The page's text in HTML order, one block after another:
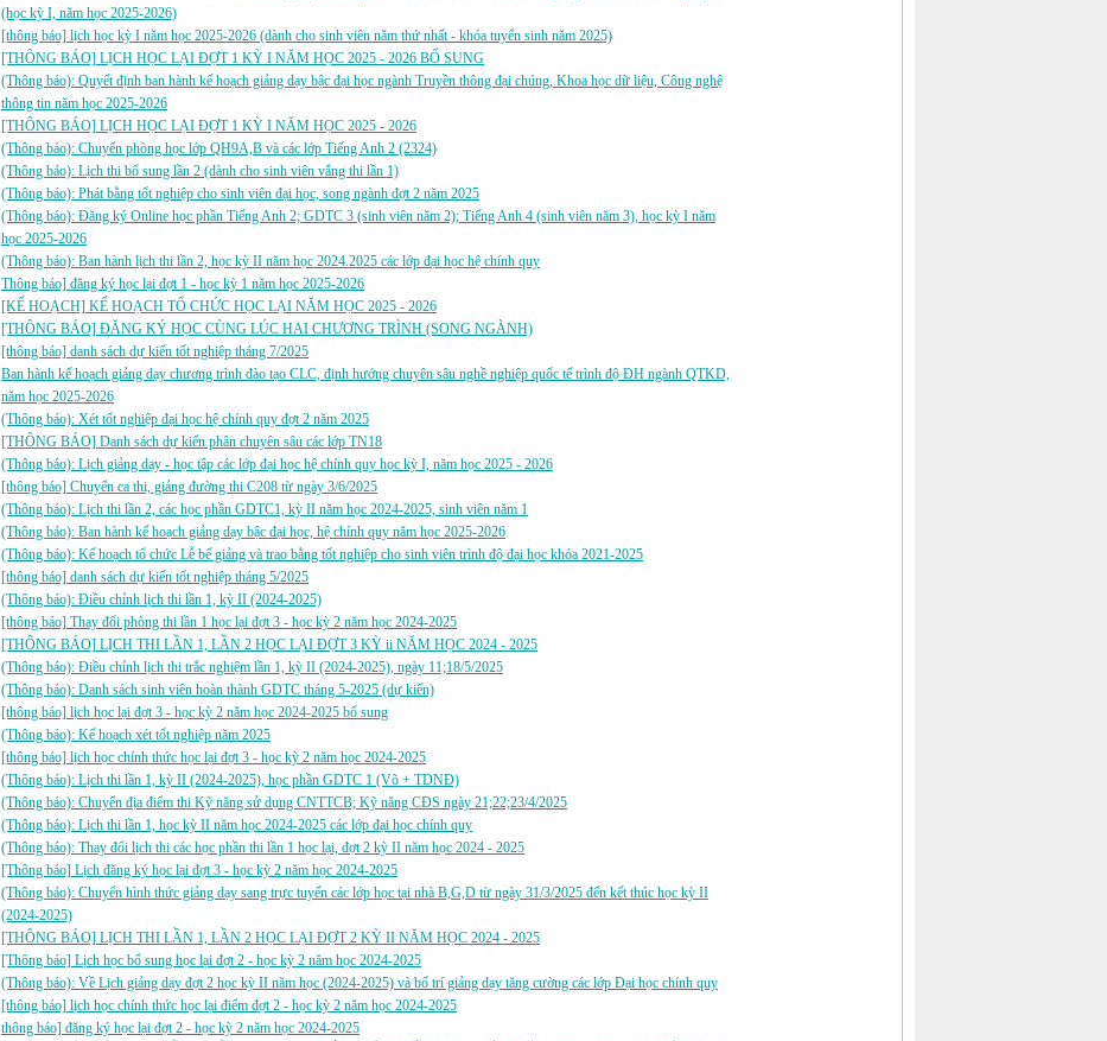
(học kỳ I, năm học 2025-2026)
[thông báo] lịch học kỳ I năm học 2025-2026 (dành cho sinh viên năm thứ nhất - khóa tuyển sinh năm 2025)
[THÔNG BÁO] LỊCH HỌC LẠI ĐỢT 1 KỲ I NĂM HỌC 2025 - 2026 BỔ SUNG
(Thông báo): Quyết định ban hành kế hoạch giảng dạy bậc đại học ngành Truyền thông đại chúng, Khoa học dữ liệu, Công nghệ
thông tin năm học 2025-2026
[THÔNG BÁO] LỊCH HỌC LẠI ĐỢT 1 KỲ I NĂM HỌC 2025 - 2026
(Thông báo): Chuyển phòng học lớp QH9A,B và các lớp Tiếng Anh 2 (2324)
(Thông báo): Lịch thi bổ sung lần 2 (dành cho sinh viên vắng thi lần 1)
(Thông báo): Phát bằng tốt nghiệp cho sinh viên đại học, song ngành đợt 2 năm 2025
(Thông báo): Đăng ký Online học phần Tiếng Anh 2; GDTC 3 (sinh viên năm 2); Tiếng Anh 4 (sinh viên năm 3), học kỳ I năm
học 2025-2026
(Thông báo): Ban hành lịch thi lần 2, học kỳ II năm học 2024.2025 các lớp đại học hệ chính quy
Thông báo] đăng ký học lại đợt 1 - học kỳ 1 năm học 2025-2026
[KẾ HOẠCH] KẾ HOẠCH TỔ CHỨC HỌC LẠI NĂM HỌC 2025 - 2026
[THÔNG BÁO] ĐĂNG KÝ HỌC CÙNG LÚC HAI CHƯƠNG TRÌNH (SONG NGÀNH)
[thông báo] danh sách dự kiến tốt nghiệp tháng 7/2025
Ban hành kế hoạch giảng dạy chương trình đào tạo CLC, định hướng chuyên sâu nghề nghiệp quốc tế trình độ ĐH ngành QTKD,
năm học 2025-2026
(Thông báo): Xét tốt nghiệp đại học hệ chính quy đợt 2 năm 2025
[THÔNG BÁO] Danh sách dự kiến phân chuyên sâu các lớp TN18
(Thông báo): Lịch giảng dạy - học tập các lớp đại học hệ chính quy học kỳ I, năm học 2025 - 2026
[thông báo] Chuyển ca thi, giảng đường thi C208 từ ngày 3/6/2025
(Thông báo): Lịch thi lần 2, các học phần GDTC1, kỳ II năm học 2024-2025, sinh viên năm 1
(Thông báo): Ban hành kế hoạch giảng dạy bậc đại học, hệ chính quy năm học 2025-2026
(Thông báo): Kế hoạch tổ chức Lễ bế giảng và trao bằng tốt nghiệp cho sinh viên trình độ đại học khóa 2021-2025
[thông báo] danh sách dự kiến tốt nghiệp tháng 5/2025
(Thông báo): Điều chỉnh lịch thi lần 1, kỳ II (2024-2025)
[thông báo] Thay đổi phòng thi lần 1 học lại đợt 3 - học kỳ 2 năm học 2024-2025
[THÔNG BÁO] LỊCH THI LẦN 1, LẦN 2 HỌC LẠI ĐỢT 3 KỲ ii NĂM HỌC 2024 - 2025
(Thông báo): Điều chỉnh lịch thi trắc nghiệm lần 1, kỳ II (2024-2025), ngày 11;18/5/2025
(Thông báo): Danh sách sinh viên hoàn thành GDTC tháng 5-2025 (dự kiến)
[thông báo] lịch học lại đợt 3 - học kỳ 2 năm học 2024-2025 bổ sung
(Thông báo): Kế hoạch xét tốt nghiệp năm 2025
[thông báo] lịch học chính thức học lại đợt 3 - học kỳ 2 năm học 2024-2025
(Thông báo): Lịch thi lần 1, kỳ II (2024-2025), học phần GDTC 1 (Võ + TDNĐ)
(Thông báo): Chuyển địa điểm thi Kỹ năng sử dụng CNTTCB; Kỹ năng CĐS ngày 21;22;23/4/2025
(Thông báo): Lịch thi lần 1, học kỳ II năm học 2024-2025 các lớp đại học chính quy
(Thông báo): Thay đổi lịch thi các học phần thi lần 1 học lại, đợt 2 kỳ II năm học 2024 - 2025
[Thông báo] Lịch đăng ký học lại đợt 3 - học kỳ 2 năm học 2024-2025
(Thông báo): Chuyển hình thức giảng dạy sang trực tuyến các lớp học tại nhà B,G,D từ ngày 31/3/2025 đến kết thúc học kỳ II
(2024-2025)
[THÔNG BÁO] LỊCH THI LẦN 1, LẦN 2 HỌC LẠI ĐỢT 2 KỲ II NĂM HỌC 2024 - 2025
[Thông báo] Lịch học bổ sung học lại đợt 2 - học kỳ 2 năm học 2024-2025
(Thông báo): Về Lịch giảng dạy đợt 2 học kỳ II năm học (2024-2025) và bố trí giảng dạy tăng cường các lớp Đại học chính quy
[thông báo] lịch học chính thức học lại điểm đợt 2 - học kỳ 2 năm học 2024-2025
thông báo] đăng ký học lại đợt 2 - học kỳ 2 năm học 2024-2025